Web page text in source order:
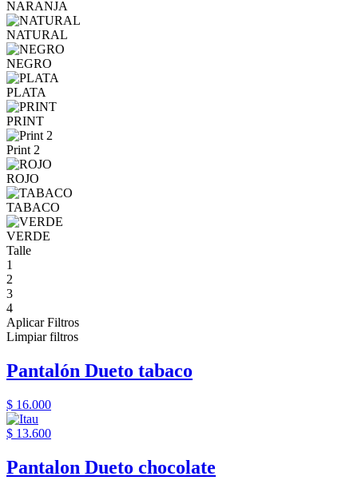
NARANJA
NATURAL
NEGRO
PLATA
PRINT
Print 2
ROJO
TABACO
VERDE
Talle
1
2
3
4
Aplicar Filtros
Limpiar filtros
Pantalón Dueto tabaco
$ 16.000
$ 13.600
Pantalon Dueto chocolate